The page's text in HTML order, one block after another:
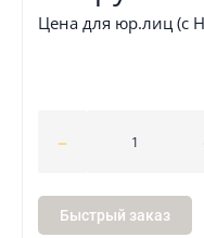
Цена для юр.лиц (с
Быстрый заказ